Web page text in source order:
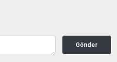
Gönder